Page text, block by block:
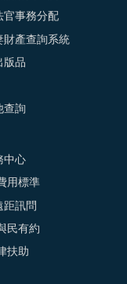
官事務分配
財產查詢系統
版品
查詢
中心
用標準
距訊問
民有約
扶助